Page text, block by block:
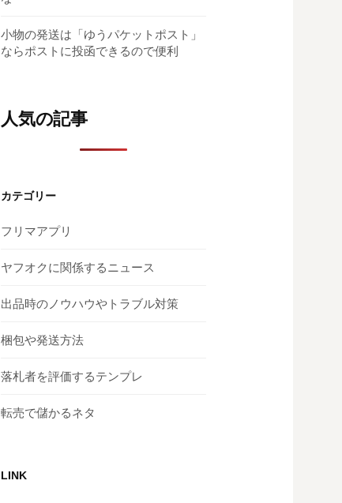
小物の発送は「ゆうパケットポスト」
ならポストに投函できるので便利
人気の記事
カテゴリー
フリマアプリ
ヤフオクに関係するニュース
出品時のノウハウやトラブル対策
梱包や発送方法
落札者を評価するテンプレ
転売で儲かるネタ
LINK